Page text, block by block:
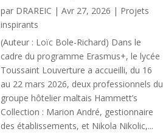
par DRAREIC |Avr 27, 2026 | Projets
inspirants
(Auteur : Loïc Bole-Richard) Dans le
cadre du programme Erasmus+, le lycée
Toussaint Louverture a accueilli, du 16
au 22 mars 2026, deux professionnels du
groupe hôtelier maltais Hammett’s
Collection : Marion André, gestionnaire
des établissements, et Nikola Nikolic,...